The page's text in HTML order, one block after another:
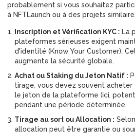
probablement si vous souhaitez
à NFTLaunch ou à des projets
Inscription et Vérification KYC : La
plateformes sérieuses exigent
d'identité (Know Your Customer).
augmente la sécurité globale.
Achat ou Staking du Jeton Natif :
tirage, vous devez souvent acheter
le jeton de la plateforme (ici,
pendant une période déterminée.
Tirage au sort ou Allocation :
allocation peut être garantie ou